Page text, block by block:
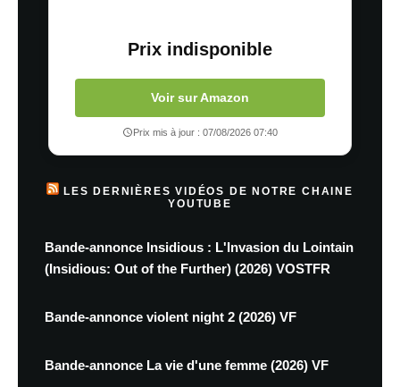
Prix indisponible
Voir sur Amazon
Prix mis à jour : 07/08/2026 07:40
LES DERNIÈRES VIDÉOS DE NOTRE CHAINE
YOUTUBE
Bande-annonce Insidious : L'Invasion du Lointain
(Insidious: Out of the Further) (2026) VOSTFR
Bande-annonce violent night 2 (2026) VF
Bande-annonce La vie d'une femme (2026) VF